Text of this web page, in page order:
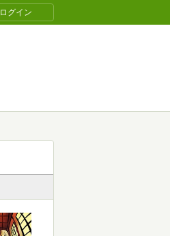
ログイン